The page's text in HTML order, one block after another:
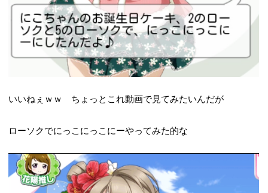
いいねぇｗｗ ちょっとこれ動画で見てみたいんだが
ローソクでにっこにっこにーやってみた的な